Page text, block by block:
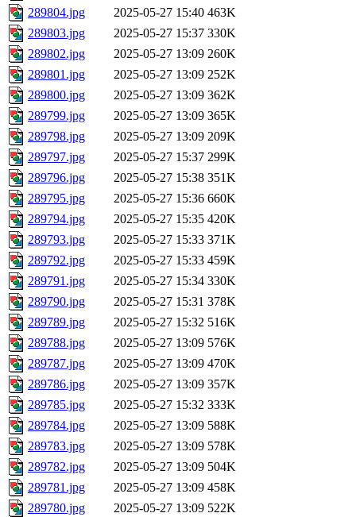
289804.jpg
2025-05-27 15:40 463K
289803.jpg
2025-05-27 15:37 330K
289802.jpg
2025-05-27 13:09 260K
289801.jpg
2025-05-27 13:09 252K
289800.jpg
2025-05-27 13:09 362K
289799.jpg
2025-05-27 13:09 365K
289798.jpg
2025-05-27 13:09 209K
289797.jpg
2025-05-27 15:37 299K
289796.jpg
2025-05-27 15:38 351K
289795.jpg
2025-05-27 15:36 660K
289794.jpg
2025-05-27 15:35 420K
289793.jpg
2025-05-27 15:33 371K
289792.jpg
2025-05-27 15:33 459K
289791.jpg
2025-05-27 15:34 330K
289790.jpg
2025-05-27 15:31 378K
289789.jpg
2025-05-27 15:32 516K
289788.jpg
2025-05-27 13:09 576K
289787.jpg
2025-05-27 13:09 470K
289786.jpg
2025-05-27 13:09 357K
289785.jpg
2025-05-27 15:32 333K
289784.jpg
2025-05-27 13:09 588K
289783.jpg
2025-05-27 13:09 578K
289782.jpg
2025-05-27 13:09 504K
289781.jpg
2025-05-27 13:09 458K
289780.jpg
2025-05-27 13:09 522K